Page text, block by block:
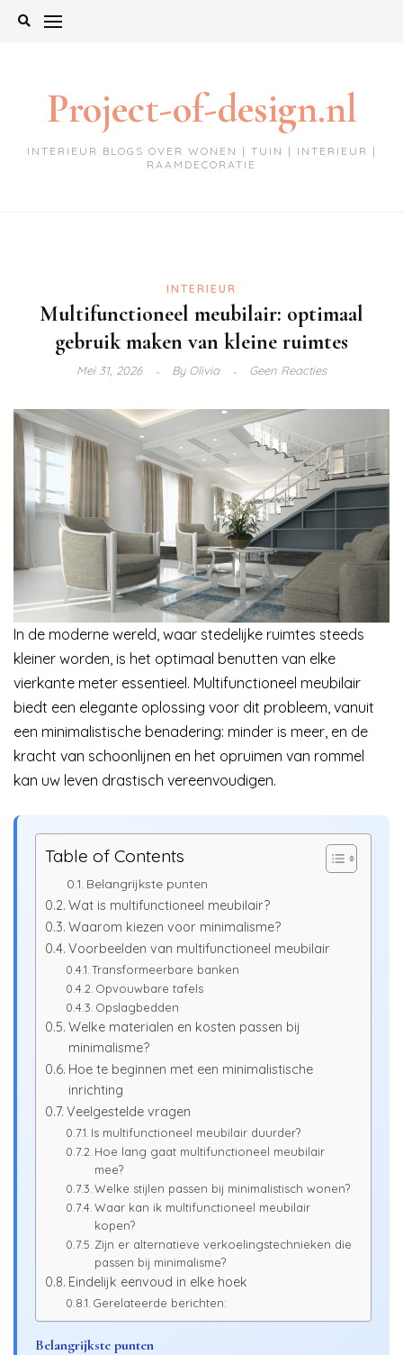
Project-of-design.nl
INTERIEUR BLOGS OVER WONEN | TUIN | INTERIEUR |
RAAMDECORATIE
INTERIEUR
Multifunctioneel meubilair: optimaal
gebruik maken van kleine ruimtes
Mei 31, 2026 ByOlivia Geen Reacties
In de moderne wereld, waar stedelijke ruimtes steeds
kleiner worden, is het optimaal benutten van elke
vierkante meter essentieel. Multifunctioneel meubilair
biedt een elegante oplossing voor dit probleem, vanuit
een minimalistische benadering: minder is meer, en de
kracht van schoonlijnen en het opruimen van rommel
kan uw leven drastisch vereenvoudigen.
Table of Contents
Belangrijkste punten
Wat is multifunctioneel meubilair?
Waarom kiezen voor minimalisme?
Voorbeelden van multifunctioneel meubilair
Transformeerbare banken
Opvouwbare tafels
Opslagbedden
Welke materialen en kosten passen bij
minimalisme?
Hoe te beginnen met een minimalistische
inrichting
Veelgestelde vragen
Is multifunctioneel meubilair duurder?
Hoe lang gaat multifunctioneel meubilair
mee?
Welke stijlen passen bij minimalistisch wonen?
Waar kan ik multifunctioneel meubilair
kopen?
Zijn er alternatieve verkoelingstechnieken die
passen bij minimalisme?
Eindelijk eenvoud in elke hoek
Gerelateerde berichten:
Belangrijkste punten